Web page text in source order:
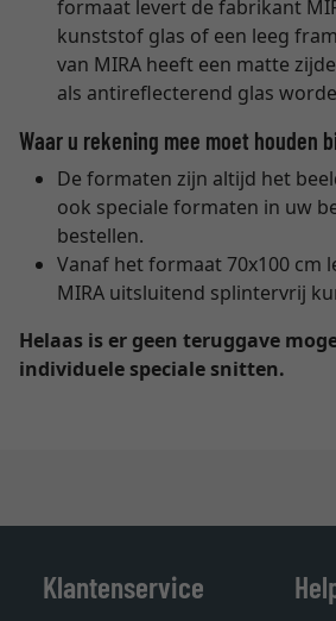
formaat levert de fabrikant
kunststof glas of een leeg
van MIRA heeft een matte
als antireflecterend glas
Waar u rekening mee moet houden
De formaten zijn altijd het
ook speciale formaten in uw
bestellen.
Vanaf het formaat 70x100 cm
MIRA uitsluitend splintervrij
Helaas is er geen teruggave
individuele speciale snitten.
Klantenservice